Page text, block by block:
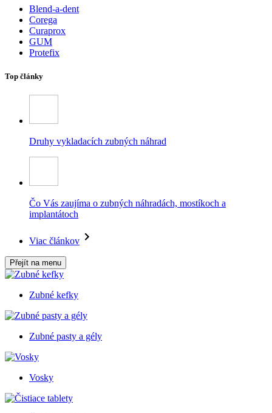
Blend-a-dent
Corega
Curaprox
GUM
Protefix
Top články
Druhy vykladacích zubných náhrad
Čo Vás zaujíma o zubných náhradách, mostíkoch a
implantátoch
Viac článkov
Přejít na menu
Zubné kefky
Zubné pasty a gély
Vosky